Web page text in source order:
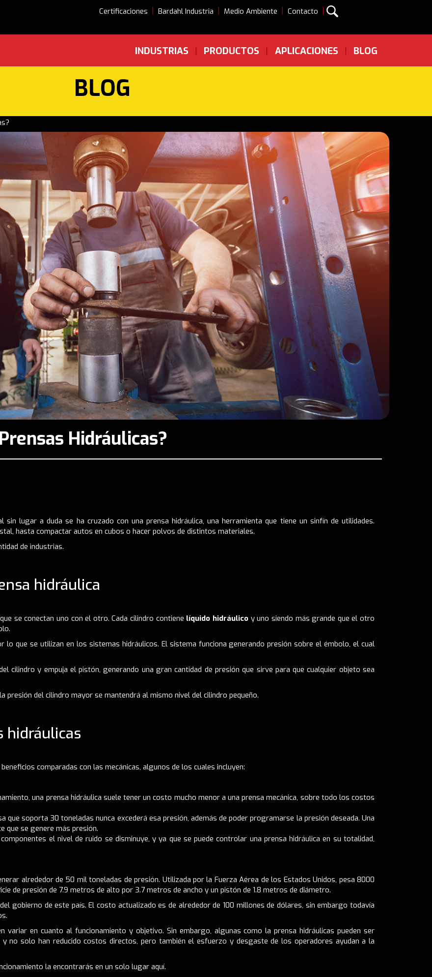
Certificaciones | Bardahl Industria | Medio Ambiente | Contacto |
INDUSTRIAS | PRODUCTOS | APLICACIONES | BLOG
BLOG
Hidráulicas?
sin lugar a duda se ha cruzado con una prensa hidráulica, una herramienta que tiene un sinfín de utilidades.
hasta compactar autos en cubos o hacer polvos de distintos materiales.
de industrias.
hidráulica
se conectan uno con el otro. Cada cilindro contiene líquido hidráulicoy uno siendo más grande que el otro
lo que se utilizan en los sistemas hidráulicos. El sistema funciona generando presión sobre el émbolo, el cual
cilindro y empuja el pistón, generando una gran cantidad de presión que sirve para que cualquier objeto sea
presión del cilindro mayor se mantendrá al mismo nivel del cilindro pequeño.
hidráulicas
comparadas con las mecánicas, algunos de los cuales incluyen:
una prensa hidráulica suele tener un costo mucho menor a una prensa mecánica, sobre todo los costos
que soporta 30 toneladas nunca excederá esa presión, además de poder programarse la presión deseada. Una
que se genere más presión.
el nivel de ruido se disminuye, y ya que se puede controlar una prensa hidráulica en su totalidad,
alrededor de 50 mil toneladas de presión. Utilizada por la Fuerza Aérea de los Estados Unidos, pesa 8000
de presión de 7.9 metros de alto por 3.7 metros de ancho y un pistón de 1.8 metros de diámetro.
gobierno de este país. El costo actualizado es de alrededor de 100 millones de dólares, sin embargo todavía
variar en cuanto al funcionamiento y objetivo. Sin embargo, algunas como la prensa hidráulicas pueden ser
no solo han reducido costos directos, pero también el esfuerzo y desgaste de los operadores ayudan a la
la encontrarás en un solo lugar aquí.